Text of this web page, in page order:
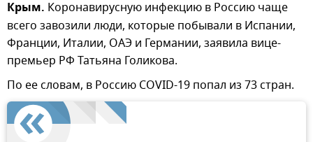
Крым. Коронавирусную инфекцию в Россию чаще
всего завозили люди, которые побывали в Испании,
Франции, Италии, ОАЭ и Германии, заявила вице-
премьер РФ Татьяна Голикова.
По ее словам, в Россию COVID-19 попал из 73 стран.